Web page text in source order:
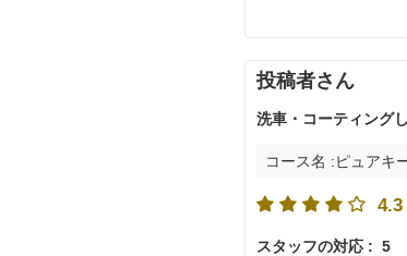
投稿者さん
洗車・コーティング
コース名 :ピュアキ
4.3
スタッフの対応 : 5